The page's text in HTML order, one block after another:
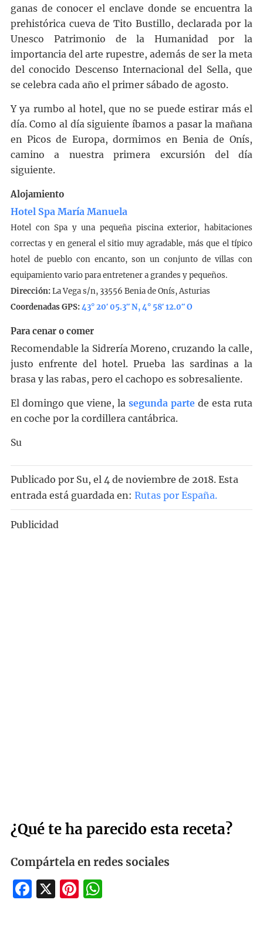
ganas de conocer el enclave donde se encuentra la
prehistórica cueva de Tito Bustillo, declarada por la
Unesco Patrimonio de la Humanidad por la
importancia del arte rupestre, además de ser la meta
del conocido Descenso Internacional del Sella, que
se celebra cada año el primer sábado de agosto.
Y ya rumbo al hotel, que no se puede estirar más el
día. Como al día siguiente íbamos a pasar la mañana
en Picos de Europa, dormimos en Benia de Onís,
camino a nuestra primera excursión del día
siguiente.
Alojamiento
Hotel Spa María Manuela
Hotel con Spa y una pequeña piscina exterior, habitaciones
correctas y en general el sitio muy agradable, más que el típico
hotel de pueblo con encanto, son un conjunto de villas con
equipamiento vario para entretener a grandes y pequeños.
Dirección:La Vega s/n, 33556 Benia de Onís, Asturias
Coordenadas GPS:43° 20′ 05.3″ N, 4° 58′ 12.0″ O
Para cenar o comer
Recomendable la Sidrería Moreno, cruzando la calle,
justo enfrente del hotel. Prueba las sardinas a la
brasa y las rabas, pero el cachopo es sobresaliente.
El domingo que viene, la segunda parte de esta ruta
en coche por la cordillera cantábrica.
Su
Publicado por Su, el 4 de noviembre de 2018. Esta
entrada está guardada en: Rutas por España.
Publicidad
¿Qué te ha parecido esta receta?
Compártela en redes sociales
Facebook
X Pinterest
WhatsApp